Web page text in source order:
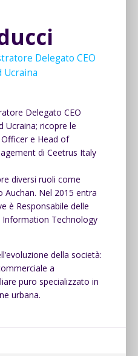
Delegato CEO
Ucraina
Delegato CEO
Ucraina; ricopre le
e Head of
di Ceetrus Italy
diversi ruoli come
Auchan. Nel 2015 entra
è Responsabile delle
Information Technology
della società:
a
puro specializzato in
urbana.